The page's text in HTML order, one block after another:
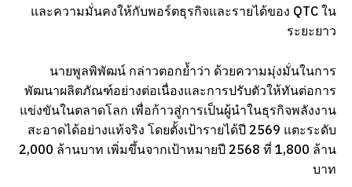
และความมั่นคงให้กับพอร์ตธุรกิจและรายได้ของ QTC ใน
ระยะยาว
นายพูลพิพัฒน์ กล่าวตอกย้ำว่า ด้วยความมุ่งมั่นในการ
พัฒนาผลิตภัณฑ์อย่างต่อเนื่องและการปรับตัวให้ทันต่อการ
แข่งขันในตลาดโลก เพื่อก้าวสู่การเป็นผู้นำในธุรกิจพลังงาน
สะอาดได้อย่างแท้จริง โดยตั้งเป้ารายได้ปี 2569 แตะระดับ
2,000 ล้านบาท เพิ่มขึ้นจากเป้าหมายปี 2568 ที่ 1,800 ล้าน
บาท